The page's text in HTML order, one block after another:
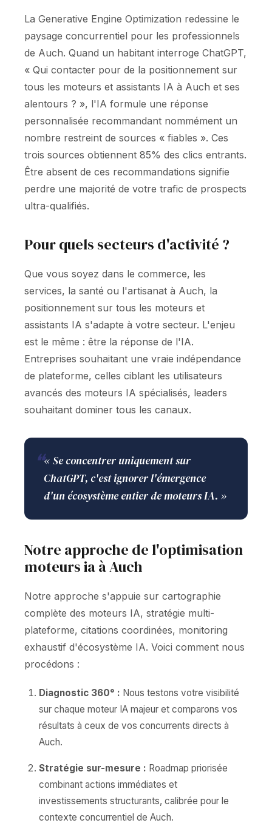
La Generative Engine Optimization redessine le
paysage concurrentiel pour les professionnels
de Auch. Quand un habitant interroge ChatGPT,
« Qui contacter pour de la positionnement sur
tous les moteurs et assistants IA à Auch et ses
alentours ? », l'IA formule une réponse
personnalisée recommandant nommément un
nombre restreint de sources « fiables ». Ces
trois sources obtiennent 85% des clics entrants.
Être absent de ces recommandations signifie
perdre une majorité de votre trafic de prospects
ultra-qualifiés.
Pour quels secteurs d'activité ?
Que vous soyez dans le commerce, les
services, la santé ou l'artisanat à Auch, la
positionnement sur tous les moteurs et
assistants IA s'adapte à votre secteur. L'enjeu
est le même : être la réponse de l'IA.
Entreprises souhaitant une vraie indépendance
de plateforme, celles ciblant les utilisateurs
avancés des moteurs IA spécialisés, leaders
souhaitant dominer tous les canaux.
❝« Se concentrer uniquement sur
ChatGPT, c'est ignorer l'émergence
d'un écosystème entier de moteurs IA. »
Notre approche de l'optimisation
moteurs ia à Auch
Notre approche s'appuie sur cartographie
complète des moteurs IA, stratégie multi-
plateforme, citations coordinées, monitoring
exhaustif d'écosystème IA. Voici comment nous
procédons :
Diagnostic 360° : Nous testons votre visibilité
sur chaque moteur IA majeur et comparons vos
résultats à ceux de vos concurrents directs à
Auch.
Stratégie sur-mesure : Roadmap priorisée
combinant actions immédiates et
investissements structurants, calibrée pour le
contexte concurrentiel de Auch.